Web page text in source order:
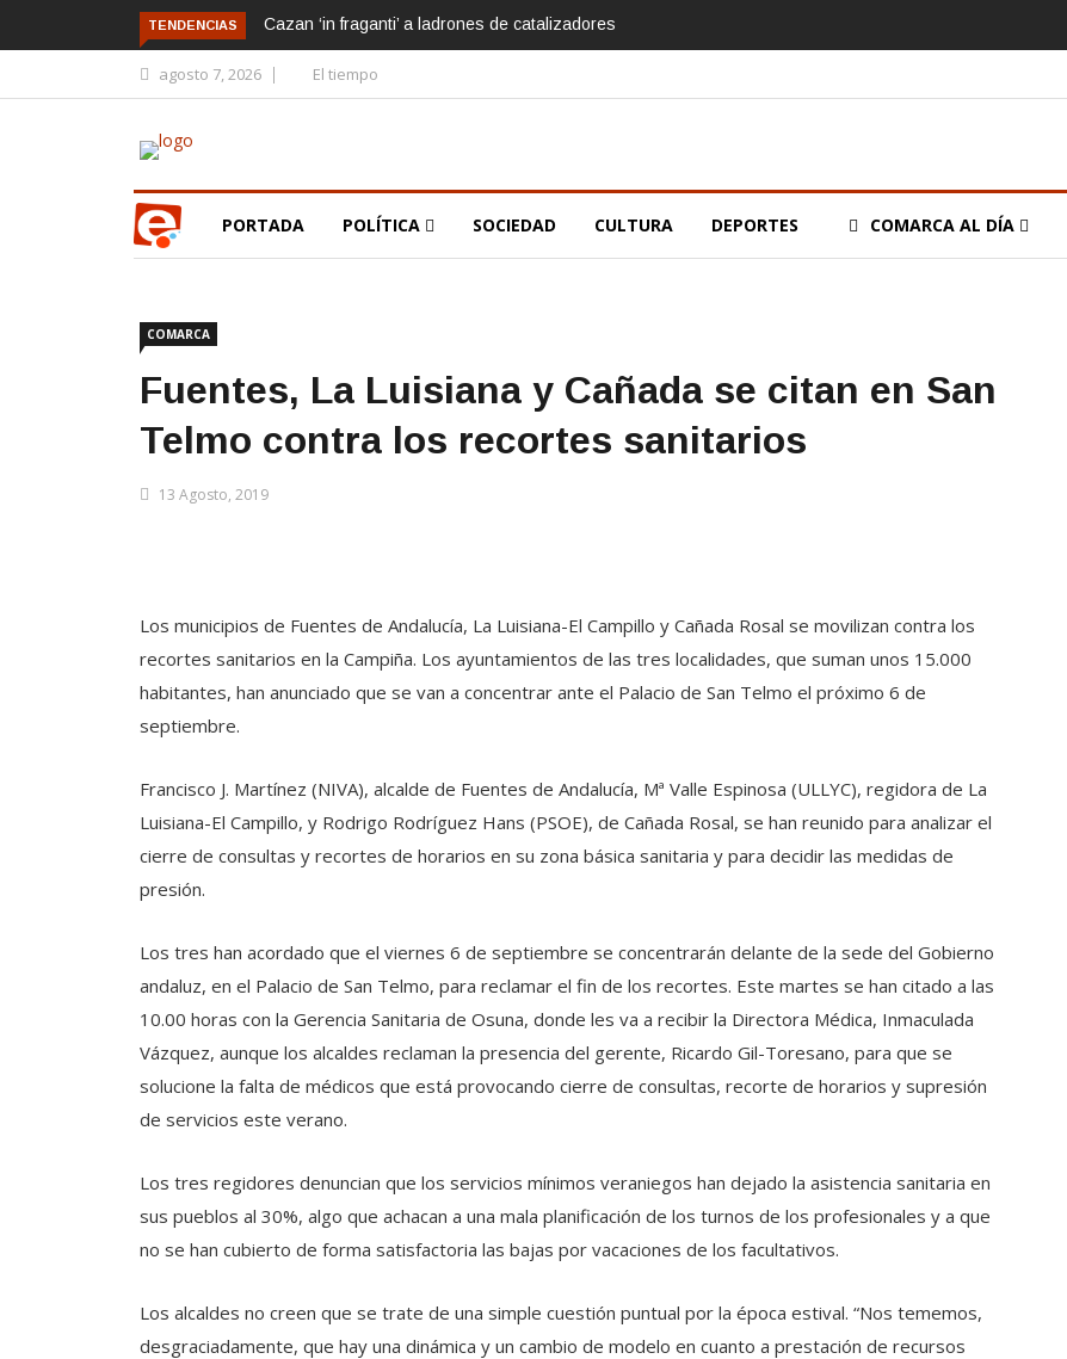
TENDENCIAS Cazan ‘in fraganti’ a ladrones de catalizadores
agosto 7, 2026 El tiempo
PORTADA POLÍTICA SOCIEDAD CULTURA DEPORTES COMARCA AL DÍA
COMARCA
Fuentes, La Luisiana y Cañada se citan en San
Telmo contra los recortes sanitarios
13 Agosto, 2019
Los municipios de Fuentes de Andalucía, La Luisiana-El Campillo y Cañada Rosal se movilizan contra los
recortes sanitarios en la Campiña. Los ayuntamientos de las tres localidades, que suman unos 15.000
habitantes, han anunciado que se van a concentrar ante el Palacio de San Telmo el próximo 6 de
septiembre.
Francisco J. Martínez (NIVA), alcalde de Fuentes de Andalucía, Mª Valle Espinosa (ULLYC), regidora de La
Luisiana-El Campillo, y Rodrigo Rodríguez Hans (PSOE), de Cañada Rosal, se han reunido para analizar el
cierre de consultas y recortes de horarios en su zona básica sanitaria y para decidir las medidas de
presión.
Los tres han acordado que el viernes 6 de septiembre se concentrarán delante de la sede del Gobierno
andaluz, en el Palacio de San Telmo, para reclamar el fin de los recortes. Este martes se han citado a las
10.00 horas con la Gerencia Sanitaria de Osuna, donde les va a recibir la Directora Médica, Inmaculada
Vázquez, aunque los alcaldes reclaman la presencia del gerente, Ricardo Gil-Toresano, para que se
solucione la falta de médicos que está provocando cierre de consultas, recorte de horarios y supresión
de servicios este verano.
Los tres regidores denuncian que los servicios mínimos veraniegos han dejado la asistencia sanitaria en
sus pueblos al 30%, algo que achacan a una mala planificación de los turnos de los profesionales y a que
no se han cubierto de forma satisfactoria las bajas por vacaciones de los facultativos.
Los alcaldes no creen que se trate de una simple cuestión puntual por la época estival. “Nos tememos,
desgraciadamente, que hay una dinámica y un cambio de modelo en cuanto a prestación de recursos